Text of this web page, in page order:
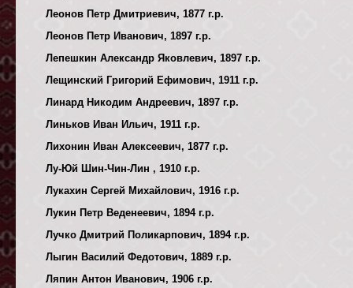
Леонов Петр Дмитриевич, 1877 г.р.
Леонов Петр Иванович, 1897 г.р.
Лепешкин Александр Яковлевич, 1897 г.р.
Лещинский Григорий Ефимович, 1911 г.р.
Линард Никодим Андреевич, 1897 г.р.
Линьков Иван Ильич, 1911 г.р.
Лихонин Иван Алексеевич, 1877 г.р.
Лу-Юй Шин-Чин-Лин , 1910 г.р.
Лукахин Сергей Михайлович, 1916 г.р.
Лукин Петр Веденеевич, 1894 г.р.
Лучко Дмитрий Поликарпович, 1894 г.р.
Лыгин Василий Федотович, 1889 г.р.
Ляпин Антон Иванович, 1906 г.р.